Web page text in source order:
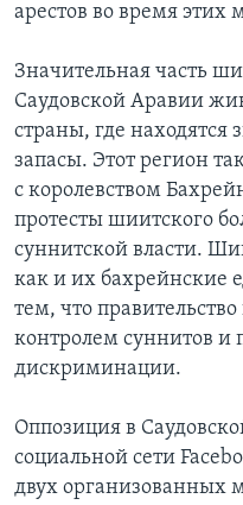
арестов во время этих
Значительная часть
Саудовской Аравии
страны, где находятся
запасы. Этот регион
с королевством
протесты шиитского
суннитской власти.
как и их бахрейнские
тем, что
контролем суннитов и
дискриминации.
Оппозиция в
социальной сети
двух организованных